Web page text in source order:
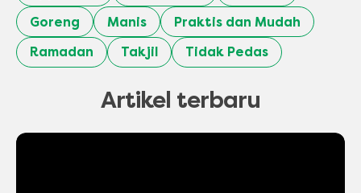
Goreng
Manis
Praktis dan Mudah
Ramadan
Takjil Tidak Pedas
Artikel terbaru